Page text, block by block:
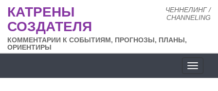
ЧЕННЕЛИНГ /
CHANNELING
КАТРЕНЫ
СОЗДАТЕЛЯ
КОММЕНТАРИИ К СОБЫТИЯМ, ПРОГНОЗЫ, ПЛАНЫ,
ОРИЕНТИРЫ
сайта